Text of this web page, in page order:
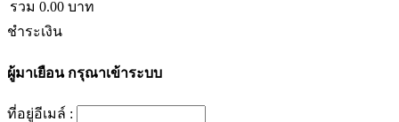
รวม 0.00 บาท
ชำระเงิน
ผู้มาเยือนกรุณาเข้าระบบ
ที่อยู่อีเมล์ :